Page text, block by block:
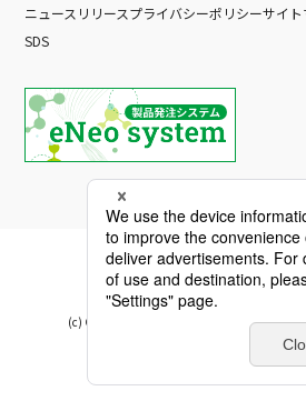
ニュースリリースプライバシーポリシーサイ
SDS
(c) Copyright Nippon Chemical Industrial